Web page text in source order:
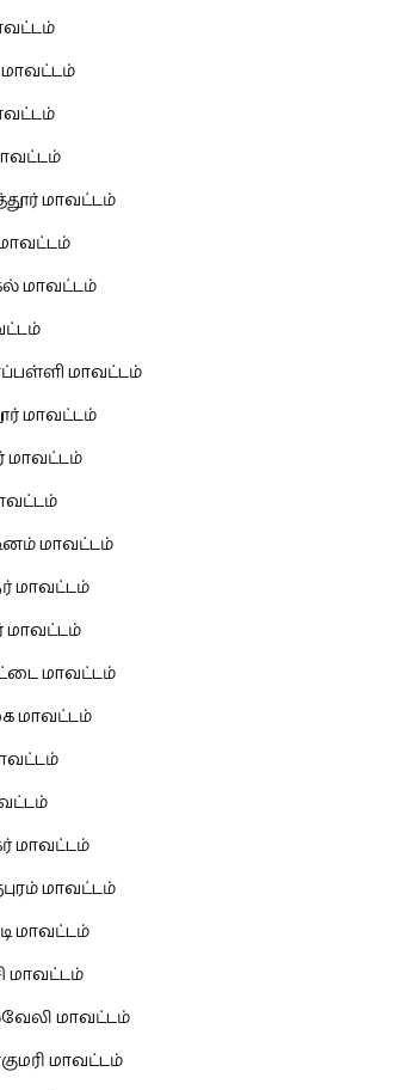
மாவட்டம்
மாவட்டம்
மாவட்டம்
மாவட்டம்
மாவட்டம்
மாவட்டம்
மாவட்டம்
மாவட்டம்
மாவட்டம்
மாவட்டம்
மாவட்டம்
மாவட்டம்
மாவட்டம்
மாவட்டம்
மாவட்டம்
மாவட்டம்
மாவட்டம்